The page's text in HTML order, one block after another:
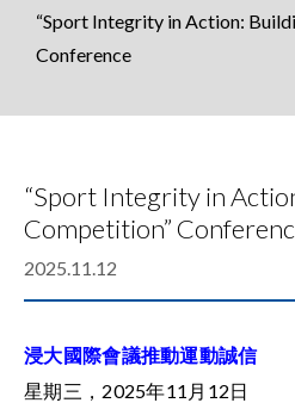
“Sport Integrity in Action:
Conference
“Sport Integrity in
Competition”
2025.11.12
浸大國際會議推動運動誠信
星期三，2025年11月12日